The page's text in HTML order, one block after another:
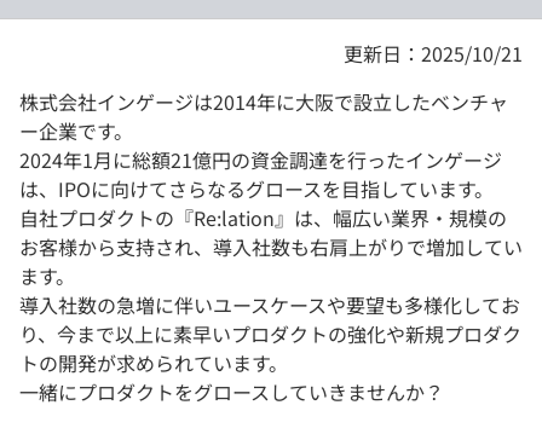
更新日：2025/10/21
株式会社インゲージは2014年に大阪で設立したベンチャ
ー企業です。
2024年1月に総額21億円の資金調達を行ったインゲージ
は、IPOに向けてさらなるグロースを目指しています。
自社プロダクトの『Re:lation』は、幅広い業界・規模の
お客様から支持され、導入社数も右肩上がりで増加してい
ます。
導入社数の急増に伴いユースケースや要望も多様化してお
り、今まで以上に素早いプロダクトの強化や新規プロダク
トの開発が求められています。
一緒にプロダクトをグロースしていきませんか？